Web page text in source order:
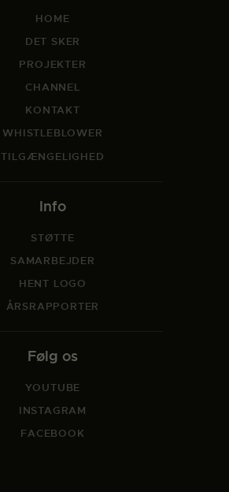
HOME
DET SKER
PROJEKTER
CHANNEL
KONTAKT
WHISTLEBLOWER
TILGÆNGELIGHED
Info
STØTTE
SAMARBEJDER
HENT LOGO
ÅRSRAPPORTER
Følg os
YOUTUBE
INSTAGRAM
FACEBOOK